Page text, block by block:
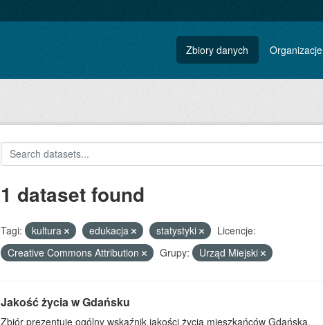
Zbiory danych Organizacje
1 dataset found
Tagi: kultura edukacja statystyki
Licencje:
Creative Commons Attribution
Grupy: Urząd Miejski
Jakość życia w Gdańsku
Zbiór prezentuje ogólny wskaźnik jakości życia mieszkańców Gdańska.